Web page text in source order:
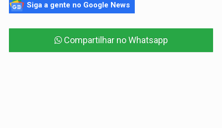
Siga a gente no Google News
Compartilhar no Whatsapp